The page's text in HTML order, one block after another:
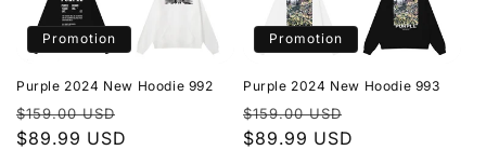
Promotion
Purple 2024 New Hoodie 992
Prix
habituel
$159.00 USD
promotionnel
$89.99 USD
Promotion
Purple 2024 New Hoodie 993
Prix
habituel
$159.00 USD
$89.99 USD